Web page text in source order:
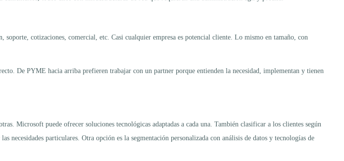
cotizaciones, comercial, etc. Casi cualquier empresa es potencial cliente. Lo mismo en tamaño, con
De PYME hacia arriba prefieren trabajar con un partner porque entienden la necesidad, implementan y tienen
Microsoft puede ofrecer soluciones tecnológicas adaptadas a cada una. También clasificar a los clientes según
necesidades particulares. Otra opción es la segmentación personalizada con análisis de datos y tecnologías de